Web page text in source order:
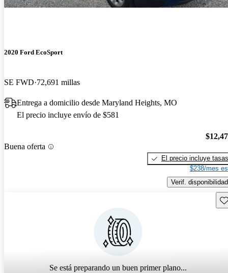
2020 Ford EcoSport
SE FWD 72,691 millas
Entrega a domicilio desde Maryland Heights, MO
El precio incluye envío de $581
Buena oferta
El precio incluye tasas
$238/mes
Verif. disponibilidad
Se está preparando un buen primer plano...